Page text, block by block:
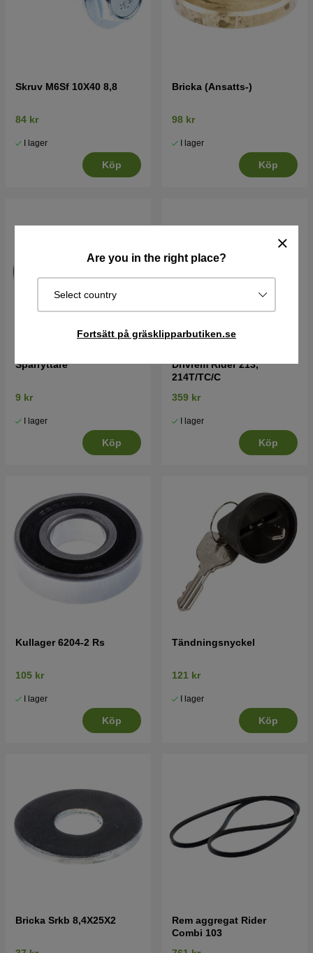
Are you in the right place?
Select country
Fortsätt på gräsklipparbutiken.se
Skruv M6Sf 10X40 8,8
84 kr
I lager
Köp
Bricka (Ansatts-)
98 kr
I lager
Köp
Spårryttare
9 kr
I lager
Köp
Drivrem Rider 213,
214T/TC/C
359 kr
I lager
Köp
Kullager 6204-2 Rs
105 kr
I lager
Köp
Tändningsnyckel
121 kr
I lager
Köp
Bricka Srkb 8,4X25X2
Rem aggregat Rider
Combi 103